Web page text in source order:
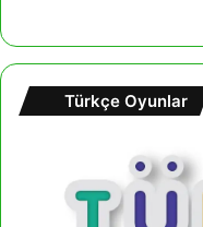
Türkçe Oyunlar